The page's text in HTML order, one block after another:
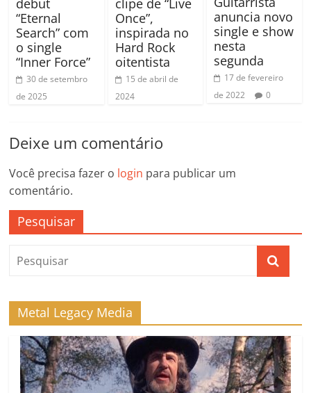
“Eternal
Search” com
o single
“Inner Force”
30 de setembro
de 2025
Once”,
inspirada no
Hard Rock
oitentista
15 de abril de
2024
anuncia novo
single e show
nesta
segunda
17 de fevereiro
de 2022
0
Deixe um comentário
Você precisa fazer o login para publicar um
comentário.
Pesquisar
Metal Legacy Media